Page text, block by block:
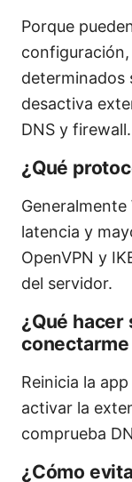
Porque
determinados
desactiva
DNS y firewall.
¿Qué
latencia y
OpenVPN y
del servidor.
¿Qué hacer
conectarme
Reinicia la
activar la
comprueba
¿Cómo